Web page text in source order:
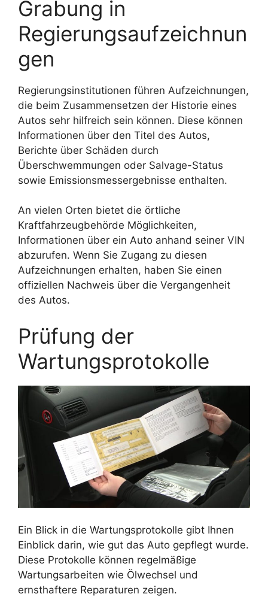
Grabung in
Regierungsaufzeichnun
gen
Regierungsinstitutionen führen Aufzeichnungen,
die beim Zusammensetzen der Historie eines
Autos sehr hilfreich sein können. Diese können
Informationen über den Titel des Autos,
Berichte über Schäden durch
Überschwemmungen oder Salvage-Status
sowie Emissionsmessergebnisse enthalten.
An vielen Orten bietet die örtliche
Kraftfahrzeugbehörde Möglichkeiten,
Informationen über ein Auto anhand seiner VIN
abzurufen. Wenn Sie Zugang zu diesen
Aufzeichnungen erhalten, haben Sie einen
offiziellen Nachweis über die Vergangenheit
des Autos.
Prüfung der
Wartungsprotokolle
Ein Blick in die Wartungsprotokolle gibt Ihnen
Einblick darin, wie gut das Auto gepflegt wurde.
Diese Protokolle können regelmäßige
Wartungsarbeiten wie Ölwechsel und
ernsthaftere Reparaturen zeigen.